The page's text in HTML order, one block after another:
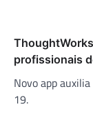
profissionais
Novo app
19.